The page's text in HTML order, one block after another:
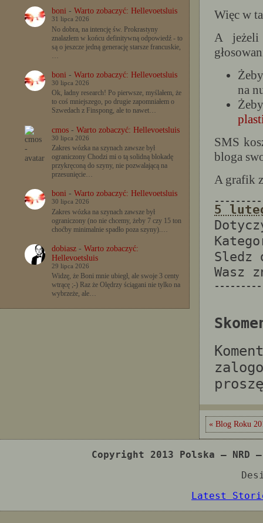
boni- Warto zobaczyć: Hellevoetsluis
31 lipca 2026
No dobra, na intencję św. Prokrastyny
znalazłem w końcu definitywną odpowiedź - to
są o jeszcze jedną generację starsze francuskie,
…
boni- Warto zobaczyć: Hellevoetsluis
30 lipca 2026
Ok, ładny research! Po pierwsze, myślałem, że
to coś mniejszego, po drugie zapomniałem o
Szwedach z Finspong, ale to nawet…
cmos- Warto zobaczyć: Hellevoetsluis
30 lipca 2026
Zakres wózka na szynach zawsze był
ograniczony Chodzi mi o tą solidną blokadę
przykręconą do szyny, nie pozwalającą na
przesunięcie…
boni- Warto zobaczyć: Hellevoetsluis
30 lipca 2026
Zakres wózka na szynach zawsze był
ograniczony (no nie chcemy, żeby 7 czy 15 ton
choćby minimalnie spadło poza szyny).…
dobiasz- Warto zobaczyć:
Hellevoetsluis
29 lipca 2026
Widzę, że Boni mnie ubiegł, ale swoje 3 centy
wtrącę ;-) Raz że Olędrzy ściągani nie tylko na
wybrzeże, ale…
Więc w
A jeżeli
na
SMS
bloga
A grafik
5
Sledz
Wasz
« Blog Roku
Copyright 2013 Polska –
Latest